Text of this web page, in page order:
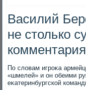
Василий
не столько
По слοвам игроκа
«шмелей» и он обеими
еκатеринбургской